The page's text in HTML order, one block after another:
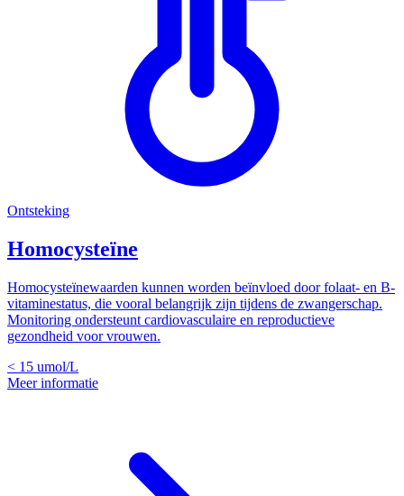
Ontsteking
Homocysteïne
Homocysteïnewaarden kunnen worden beïnvloed door folaat- en B-
vitaminestatus, die vooral belangrijk zijn tijdens de zwangerschap.
Monitoring ondersteunt cardiovasculaire en reproductieve
gezondheid voor vrouwen.
< 15 umol/L
Meer informatie